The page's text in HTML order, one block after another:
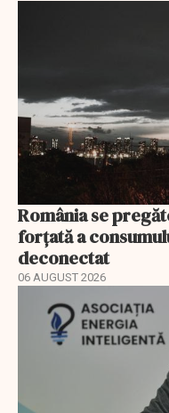
România se
forțată a
deconectat
06 AUGUST 2026